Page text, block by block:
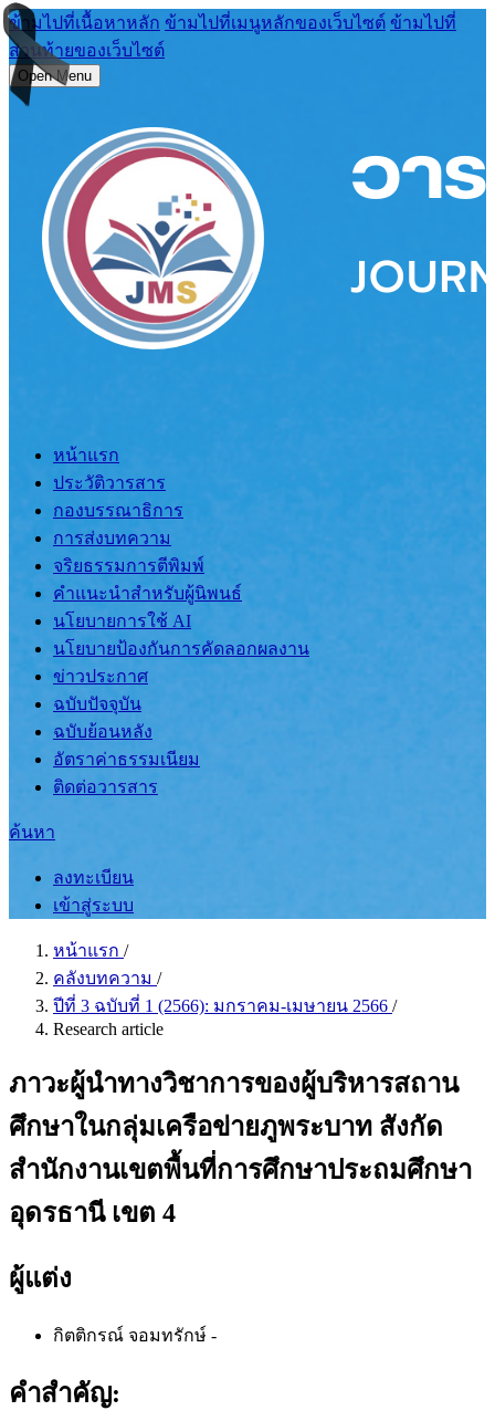
ข้ามไปที่เนื้อหาหลัก ข้ามไปที่เมนูหลักของเว็บไซต์ ข้ามไปที่
ส่วนท้ายของเว็บไซต์
Open Menu
หน้าแรก
ประวัติวารสาร
กองบรรณาธิการ
การส่งบทความ
จริยธรรมการตีพิมพ์
คำแนะนำสำหรับผู้นิพนธ์
นโยบายการใช้ AI
นโยบายป้องกันการคัดลอกผลงาน
ข่าวประกาศ
ฉบับปัจจุบัน
ฉบับย้อนหลัง
อัตราค่าธรรมเนียม
ติดต่อวารสาร
ค้นหา
ลงทะเบียน
เข้าสู่ระบบ
หน้าแรก /
คลังบทความ /
ปีที่ 3 ฉบับที่ 1 (2566): มกราคม-เมษายน 2566 /
Research article
ภาวะผู้นำทางวิชาการของผู้บริหารสถาน
ศึกษาในกลุ่มเครือข่ายภูพระบาท สังกัด
สำนักงานเขตพื้นที่การศึกษาประถมศึกษา
อุดรธานี เขต 4
ผู้แต่ง
กิตติกรณ์ จอมทรักษ์ -
คำสำคัญ: